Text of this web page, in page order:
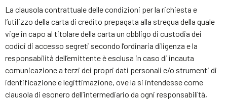
La clausola contrattuale delle condizioni per la richiesta e
l’utilizzo della carta di credito prepagata alla stregua della quale
vige in capo al titolare della carta un obbligo di custodia dei
codici di accesso segreti secondo l’ordinaria diligenza e la
responsabilità dell’emittente è esclusa in caso di incauta
comunicazione a terzi dei propri dati personali e/o strumenti di
identificazione e legittimazione, ove la si intendesse come
clausola di esonero dell’intermediario da ogni responsabilità,